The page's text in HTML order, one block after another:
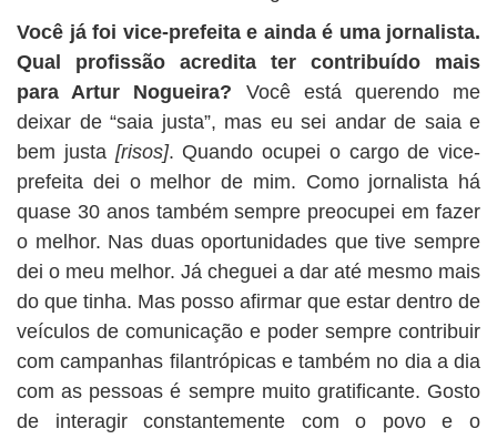
Você já foi vice-prefeita e ainda é uma jornalista.
Qual profissão acredita ter contribuído mais
para Artur Nogueira? Você está querendo me
deixar de “saia justa”, mas eu sei andar de saia e
bem justa [risos]. Quando ocupei o cargo de vice-
prefeita dei o melhor de mim. Como jornalista há
quase 30 anos também sempre preocupei em fazer
o melhor. Nas duas oportunidades que tive sempre
dei o meu melhor. Já cheguei a dar até mesmo mais
do que tinha. Mas posso afirmar que estar dentro de
veículos de comunicação e poder sempre contribuir
com campanhas filantrópicas e também no dia a dia
com as pessoas é sempre muito gratificante. Gosto
de interagir constantemente com o povo e o